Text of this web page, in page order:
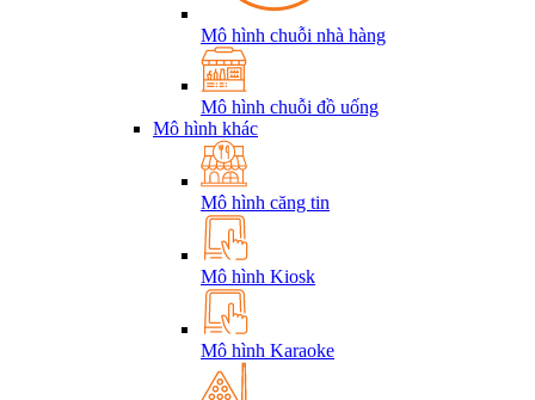
Mô hình chuỗi nhà hàng
Mô hình chuỗi đồ uống
Mô hình khác
Mô hình căng tin
Mô hình Kiosk
Mô hình Karaoke